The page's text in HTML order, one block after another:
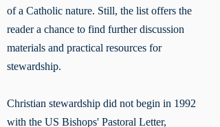
of a Catholic nature. Still, the list offers the
reader a chance to find further discussion
materials and practical resources for
stewardship.
Christian stewardship did not begin in 1992
with the US Bishops' Pastoral Letter,